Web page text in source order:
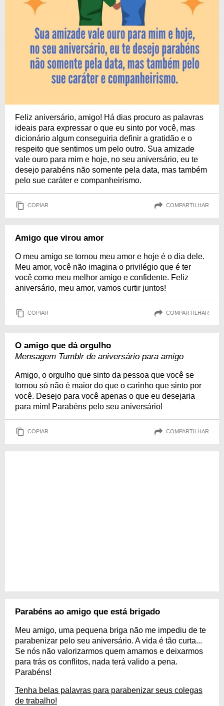
Feliz aniversário, amigo! Há dias procuro as palavras
ideais para expressar o que eu sinto por você, mas
dicionário algum conseguiria definir a gratidão e o
respeito que sentimos um pelo outro. Sua amizade
vale ouro para mim e hoje, no seu aniversário, eu te
desejo parabéns não somente pela data, mas também
pelo sue caráter e companheirismo.
COPIAR COMPARTILHAR
Amigo que virou amor
O meu amigo se tornou meu amor e hoje é o dia dele.
Meu amor, você não imagina o privilégio que é ter
você como meu melhor amigo e confidente. Feliz
aniversário, meu amor, vamos curtir juntos!
COPIAR COMPARTILHAR
O amigo que dá orgulho
Mensagem Tumblr de aniversário para amigo
Amigo, o orgulho que sinto da pessoa que você se
tornou só não é maior do que o carinho que sinto por
você. Desejo para você apenas o que eu desejaria
para mim! Parabéns pelo seu aniversário!
COPIAR COMPARTILHAR
Parabéns ao amigo que está brigado
Meu amigo, uma pequena briga não me impediu de te
parabenizar pelo seu aniversário. A vida é tão curta...
Se nós não valorizarmos quem amamos e deixarmos
para trás os conflitos, nada terá valido a pena.
Parabéns!
Tenha belas palavras para parabenizar seus colegas
de trabalho!